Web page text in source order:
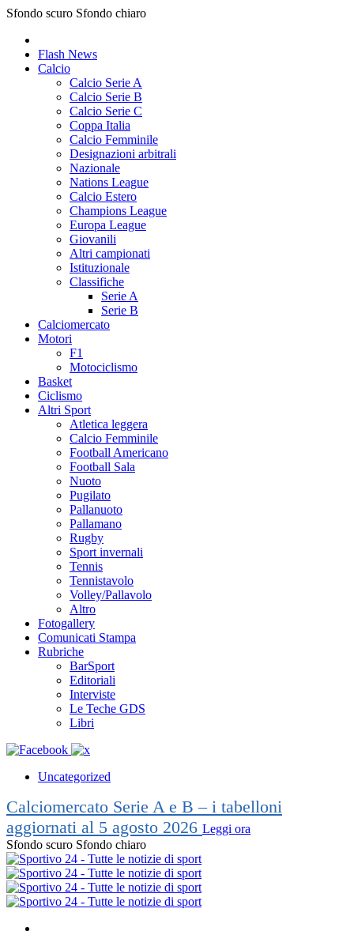
Sfondo scuro Sfondo chiaro
Flash News
Calcio
Calcio Serie A
Calcio Serie B
Calcio Serie C
Coppa Italia
Calcio Femminile
Designazioni arbitrali
Nazionale
Nations League
Calcio Estero
Champions League
Europa League
Giovanili
Altri campionati
Istituzionale
Classifiche
Serie A
Serie B
Calciomercato
Motori
F1
Motociclismo
Basket
Ciclismo
Altri Sport
Atletica leggera
Calcio Femminile
Football Americano
Football Sala
Nuoto
Pugilato
Pallanuoto
Pallamano
Rugby
Sport invernali
Tennis
Tennistavolo
Volley/Pallavolo
Altro
Fotogallery
Comunicati Stampa
Rubriche
BarSport
Editoriali
Interviste
Le Teche GDS
Libri
Uncategorized
Calciomercato Serie A e B – i tabelloni
aggiornati al 5 agosto 2026 Leggi ora
Sfondo scuro Sfondo chiaro